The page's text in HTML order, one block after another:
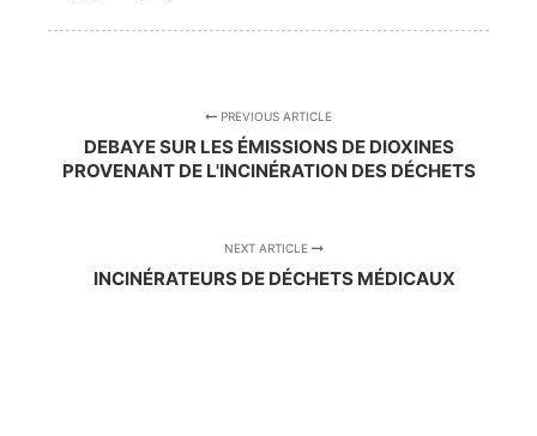
PREVIOUS ARTICLE
DEBAYE SUR LES ÉMISSIONS DE DIOXINES
PROVENANT DE L'INCINÉRATION DES DÉCHETS
NEXT ARTICLE
INCINÉRATEURS DE DÉCHETS MÉDICAUX